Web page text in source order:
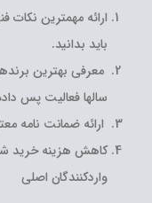
ارائه مهمترین نکات
باید بدانید.
معرفی بهترین
سالها فعالیت پس
ارائه ضمانت نامه
کاهش هزینه خرید شما
واردکنندگان اصلی